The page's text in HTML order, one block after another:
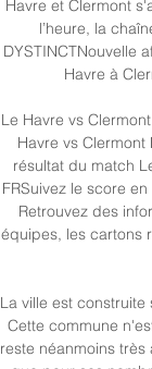
Havre et Clermont
l’heure, la
DYSTINCTNouvelle
Havre à
Le Havre vs
Havre vs
résultat du match
FRSuivez le score
Retrouvez des
équipes, les cartons
La ville est
Cette commune
reste néanmoins